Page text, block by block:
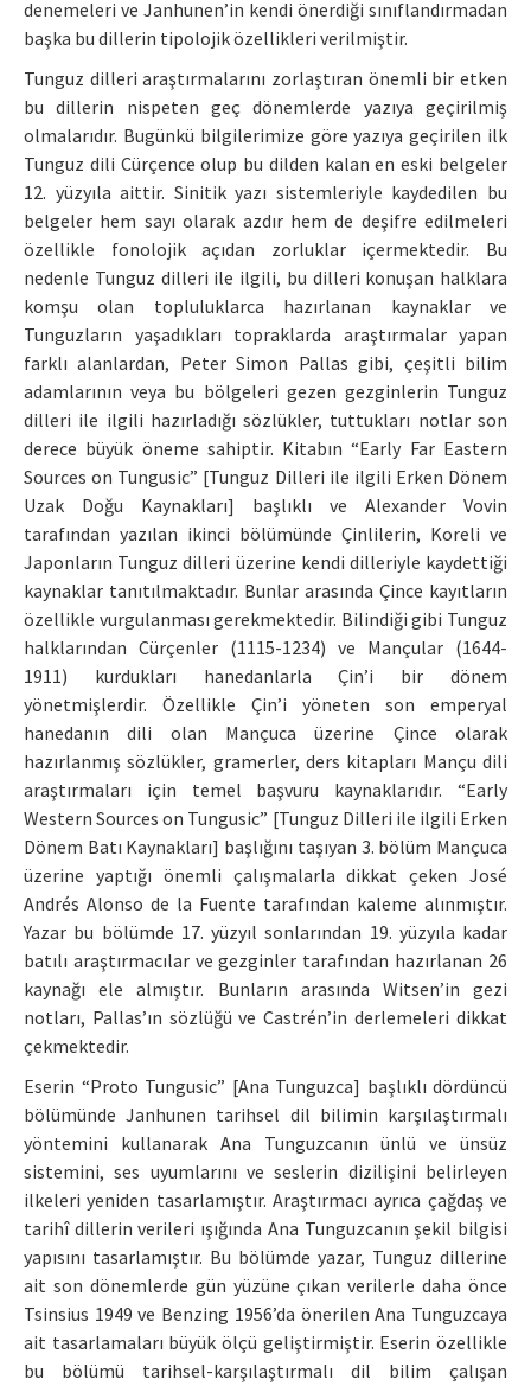
denemeleri ve Janhunen’in kendi önerdiği sınıflandırmadan
başka bu dillerin tipolojik özellikleri verilmiştir.
Tunguz dilleri araştırmalarını zorlaştıran önemli bir etken
bu dillerin nispeten geç dönemlerde yazıya geçirilmiş
olmalarıdır. Bugünkü bilgilerimize göre yazıya geçirilen ilk
Tunguz dili Cürçence olup bu dilden kalan en eski belgeler
12. yüzyıla aittir. Sinitik yazı sistemleriyle kaydedilen bu
belgeler hem sayı olarak azdır hem de deşifre edilmeleri
özellikle fonolojik açıdan zorluklar içermektedir. Bu
nedenle Tunguz dilleri ile ilgili, bu dilleri konuşan halklara
komşu olan topluluklarca hazırlanan kaynaklar ve
Tunguzların yaşadıkları topraklarda araştırmalar yapan
farklı alanlardan, Peter Simon Pallas gibi, çeşitli bilim
adamlarının veya bu bölgeleri gezen gezginlerin Tunguz
dilleri ile ilgili hazırladığı sözlükler, tuttukları notlar son
derece büyük öneme sahiptir. Kitabın “Early Far Eastern
Sources on Tungusic” [Tunguz Dilleri ile ilgili Erken Dönem
Uzak Doğu Kaynakları] başlıklı ve Alexander Vovin
tarafından yazılan ikinci bölümünde Çinlilerin, Koreli ve
Japonların Tunguz dilleri üzerine kendi dilleriyle kaydettiği
kaynaklar tanıtılmaktadır. Bunlar arasında Çince kayıtların
özellikle vurgulanması gerekmektedir. Bilindiği gibi Tunguz
halklarından Cürçenler (1115-1234) ve Mançular (1644-
1911) kurdukları hanedanlarla Çin’i bir dönem
yönetmişlerdir. Özellikle Çin’i yöneten son emperyal
hanedanın dili olan Mançuca üzerine Çince olarak
hazırlanmış sözlükler, gramerler, ders kitapları Mançu dili
araştırmaları için temel başvuru kaynaklarıdır. “Early
Western Sources on Tungusic” [Tunguz Dilleri ile ilgili Erken
Dönem Batı Kaynakları] başlığını taşıyan 3. bölüm Mançuca
üzerine yaptığı önemli çalışmalarla dikkat çeken José
Andrés Alonso de la Fuente tarafından kaleme alınmıştır.
Yazar bu bölümde 17. yüzyıl sonlarından 19. yüzyıla kadar
batılı araştırmacılar ve gezginler tarafından hazırlanan 26
kaynağı ele almıştır. Bunların arasında Witsen’in gezi
notları, Pallas’ın sözlüğü ve Castrén’in derlemeleri dikkat
çekmektedir.
Eserin “Proto Tungusic” [Ana Tunguzca] başlıklı dördüncü
bölümünde Janhunen tarihsel dil bilimin karşılaştırmalı
yöntemini kullanarak Ana Tunguzcanın ünlü ve ünsüz
sistemini, ses uyumlarını ve seslerin dizilişini belirleyen
ilkeleri yeniden tasarlamıştır. Araştırmacı ayrıca çağdaş ve
tarihî dillerin verileri ışığında Ana Tunguzcanın şekil bilgisi
yapısını tasarlamıştır. Bu bölümde yazar, Tunguz dillerine
ait son dönemlerde gün yüzüne çıkan verilerle daha önce
Tsinsius 1949 ve Benzing 1956’da önerilen Ana Tunguzcaya
ait tasarlamaları büyük ölçü geliştirmiştir. Eserin özellikle
bu bölümü tarihsel-karşılaştırmalı dil bilim çalışan